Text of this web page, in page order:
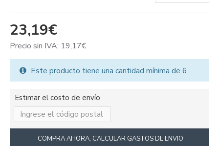
23,19€
Precio sin IVA: 19,17€
Este producto tiene una cantidad mínima de 6
Estimar el costo de envío
COMPRA AHORA, CALCULAR GASTOS DE ENVIO